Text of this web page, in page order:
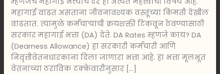
महागाई वाढत असताना जीवनावश्यक वस्तूंच्या किमती देखील
वाढतात. त्यामुळे कर्मचाऱ्यांची क्रयशक्ती टिकवून ठेवण्यासाठी
सरकार महागाई भत्ता (DA) देते. DA Rates म्हणजे काय? DA
(Dearness Allowance) हा सरकारी कर्मचारी आणि
निवृत्तीवेतनधारकांना दिला जाणारा भत्ता आहे. हा भत्ता मूलभूत
वेतनाच्या ठराविक टक्केवारीनुसार […]